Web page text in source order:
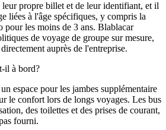
leur propre billet et de leur identifiant, et il
liées à l'âge spécifiques, y compris la
pour les moins de 3 ans. Blablacar
de voyage de groupe sur mesure,
auprès de l'entreprise.
il à bord?
espace pour les jambes supplémentaire
le confort lors de longs voyages. Les bus
des toilettes et des prises de courant,
fourni.